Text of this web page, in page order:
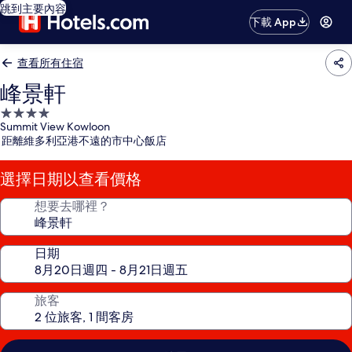
跳到主要內容
下載 App
查看所有住宿
峰景軒
4.0
星
級
住
宿
Summit View Kowloon
距離維多利亞港不遠的市中心飯店
選擇日期以查看價格
想要去哪裡？
日期
旅客